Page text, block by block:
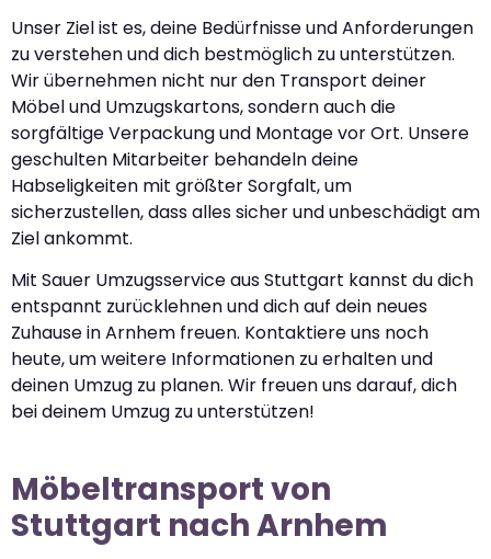
Unser Ziel ist es, deine Bedürfnisse und Anforderungen
zu verstehen und dich bestmöglich zu unterstützen.
Wir übernehmen nicht nur den Transport deiner
Möbel und Umzugskartons, sondern auch die
sorgfältige Verpackung und Montage vor Ort. Unsere
geschulten Mitarbeiter behandeln deine
Habseligkeiten mit größter Sorgfalt, um
sicherzustellen, dass alles sicher und unbeschädigt am
Ziel ankommt.
Mit Sauer Umzugsservice aus Stuttgart kannst du dich
entspannt zurücklehnen und dich auf dein neues
Zuhause in Arnhem freuen. Kontaktiere uns noch
heute, um weitere Informationen zu erhalten und
deinen Umzug zu planen. Wir freuen uns darauf, dich
bei deinem Umzug zu unterstützen!
Möbeltransport von
Stuttgart nach Arnhem